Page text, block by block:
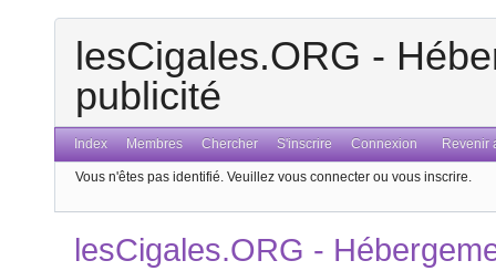
lesCigales.ORG -
publicité
Index Membres Chercher S'inscrire Connexion Revenir
Vous n'êtes pas identifié. Veuillez vous connecter ou vous inscrire.
lesCigales.ORG -